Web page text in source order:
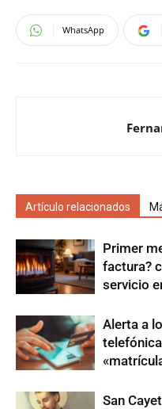
WhatsApp
Artículo relacionados
Primer
factura?
servicio
Alerta a
San